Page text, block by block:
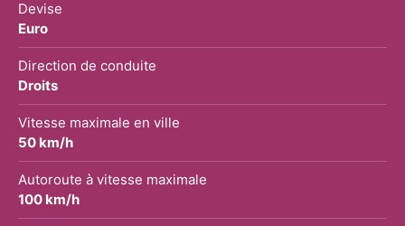
Devise
Euro
Direction de conduite
Droits
Vitesse maximale en ville
50 km/h
Autoroute à vitesse maximale
100 km/h